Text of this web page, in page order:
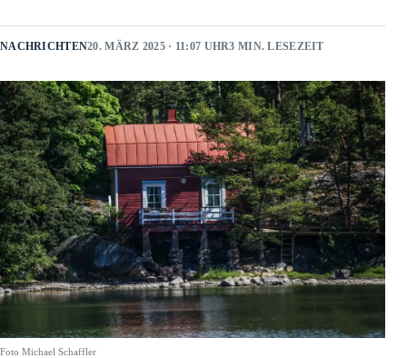
NACHRICHTEN20. MÄRZ 2025 · 11:07 UHR3 MIN. LESEZEIT
Foto Michael Schaffler